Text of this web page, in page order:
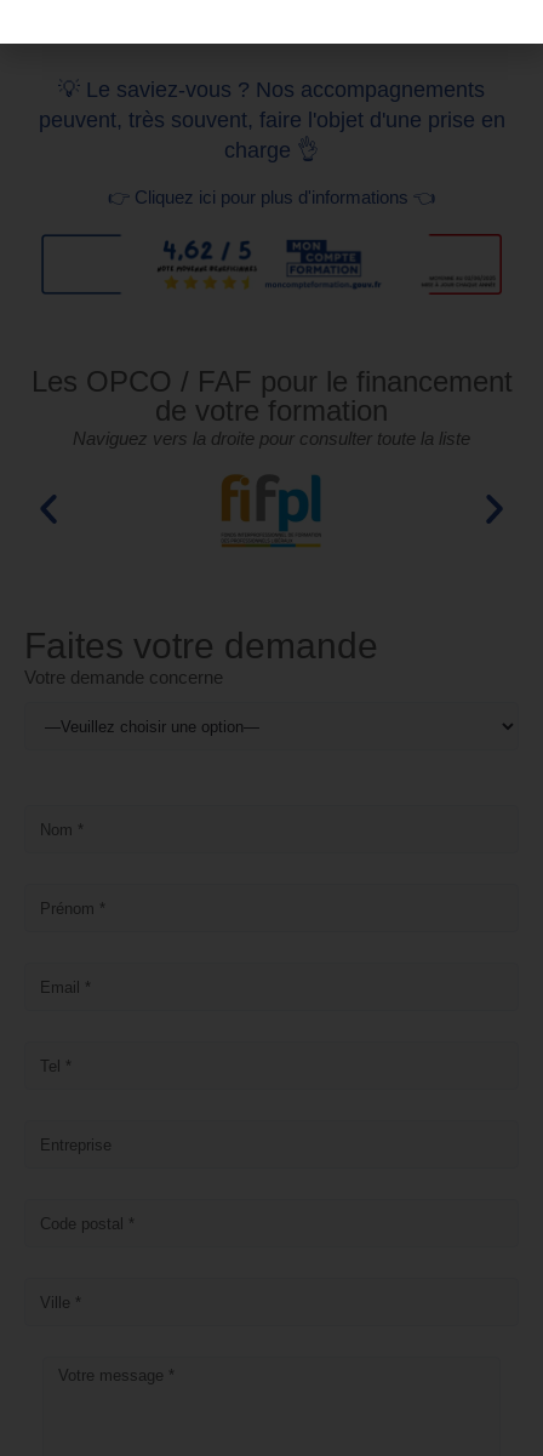
💡 Le saviez-vous ? Nos accompagnements
peuvent, très souvent, faire l'objet d'une prise en
charge 👌
👉 Cliquez ici pour plus d'informations 👈
Les OPCO / FAF pour le financement
de votre formation
Naviguez vers la droite pour consulter toute la liste
Faites votre demande
Votre demande concerne